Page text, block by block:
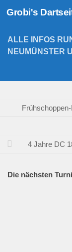
Zum Inhalt
Grobi's
ALLE INFOS
NEUMÜNSTER
4 Jahre DC
Die nächsten